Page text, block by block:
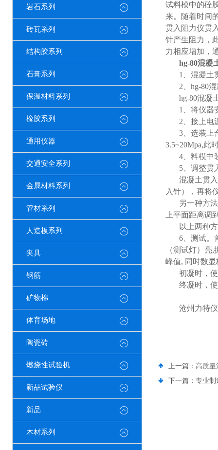
岩石系列
砖瓦系列
结构胶系列
石膏系列
保温材料系列
橡胶系列
通用仪器
交通安全系列
金属材料系列
管材系列
人造板系列
夹具
钢筋
矿物棉
体育场地
陶瓷砖
燃烧性试验机
新品试验仪
新品
木材系列
试料模中的砼
来。随着时间
贯入阻力仪贯
针产生阻力，
力相应增加，
hg-80混凝
1
、混凝
2
hg-80混
hg-80混凝
1
、将仪
2 、接上
3 、选装
3.5~20Mpa,此
4 、料模
5 、调整
混凝土贯
入针），再将
另一种方
上平面距离调
以上两种
6 、测试
（测试灯）亮,
峰值, 同时数
初凝时，
终凝时，
沧州力特
上一篇： 高质量
下一篇： 专业制